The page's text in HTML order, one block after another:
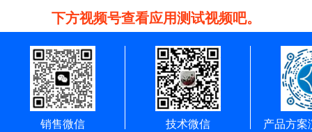
下方视频号查看应用测试视频吧。
销售微信 技术微信 产品方案